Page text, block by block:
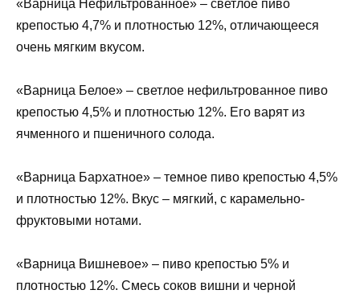
«Варница Нефильтрованное» – светлое пиво
крепостью 4,7% и плотностью 12%, отличающееся
очень мягким вкусом.
«Варница Белое» – светлое нефильтрованное пиво
крепостью 4,5% и плотностью 12%. Его варят из
ячменного и пшеничного солода.
«Варница Бархатное» – темное пиво крепостью 4,5%
и плотностью 12%. Вкус – мягкий, с карамельно-
фруктовыми нотами.
«Варница Вишневое» – пиво крепостью 5% и
плотностью 12%. Смесь соков вишни и черной